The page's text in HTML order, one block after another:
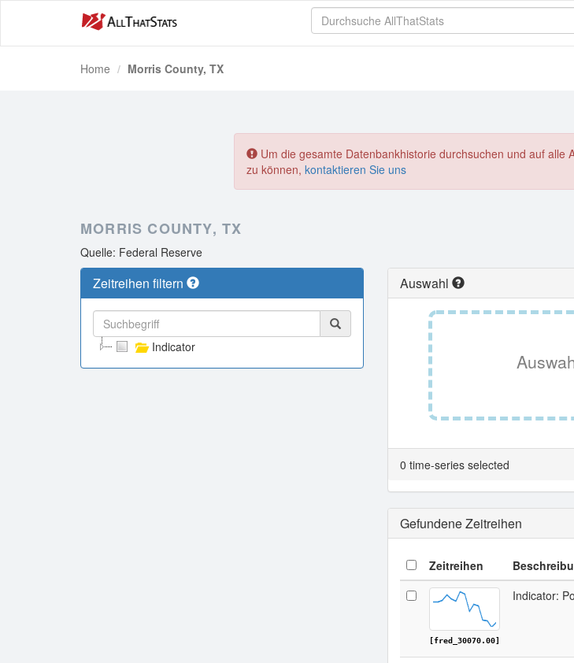
Home Morris County, TX
Um die gesamte Datenbankhistorie durchsuchen und auf alle
zu können, kontaktieren Sie uns
MORRIS COUNTY, TX
Quelle: Federal Reserve
Zeitreihen filtern
Indicator
Auswahl
0 time-series selected
Gefundene Zeitreihen
Zeitreihen
[fred_30070.00]
Indicator: